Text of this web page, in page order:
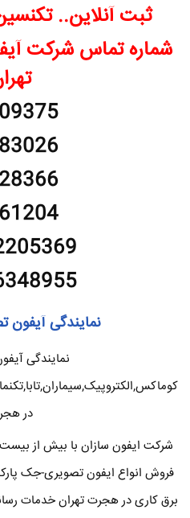
ثبت آنلاین..
شماره تماس شرکت
نمایندگی
نمایندگی
در
شرکت ایفون سازان با بیش از
فروش انواع ایفون تصویری-جک
برق کاری در هجرت تهران خدمات